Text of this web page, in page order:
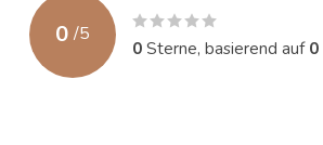
0 /5
0Sterne, basierend auf0